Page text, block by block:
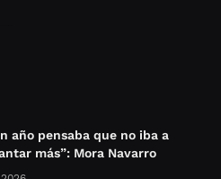
año pensaba que no iba a
más”: Mora Navarro